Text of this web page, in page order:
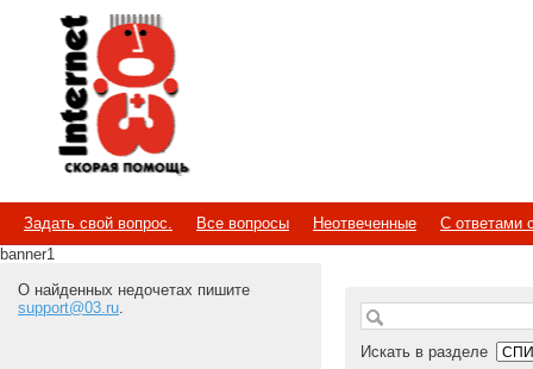
Internet
Скорая помощь
Задать свой вопрос. Все вопросы Неотвеченные
С ответами
banner1
О найденных недочетах пишите
support@03.ru.
Искать в разделе